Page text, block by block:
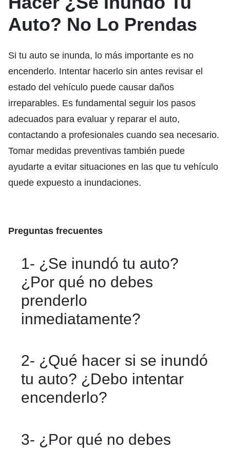
Auto? No Lo Prendas
Si tu auto se inunda, lo más importante es no
encenderlo. Intentar hacerlo sin antes revisar el
estado del vehículo puede causar daños
irreparables. Es fundamental seguir los pasos
adecuados para evaluar y reparar el auto,
contactando a profesionales cuando sea necesario.
Tomar medidas preventivas también puede
ayudarte a evitar situaciones en las que tu vehículo
quede expuesto a inundaciones.
Preguntas frecuentes
1- ¿Se inundó tu auto?
¿Por qué no debes
prenderlo
inmediatamente?
encenderlo porque el agua puede
haber entrado en el motor, lo que
puede causar graves daños internos.
empeorar el problema, ya que el agua
2- ¿Qué hacer si se inundó
tu auto? ¿Debo intentar
encenderlo?
importante no intentar encenderlo.
3- ¿Por qué no debes